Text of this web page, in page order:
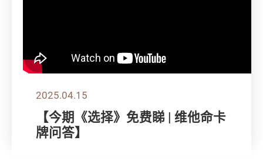
2025.04.15
【今期《选择》免费睇 | 维他命卡
牌问答】